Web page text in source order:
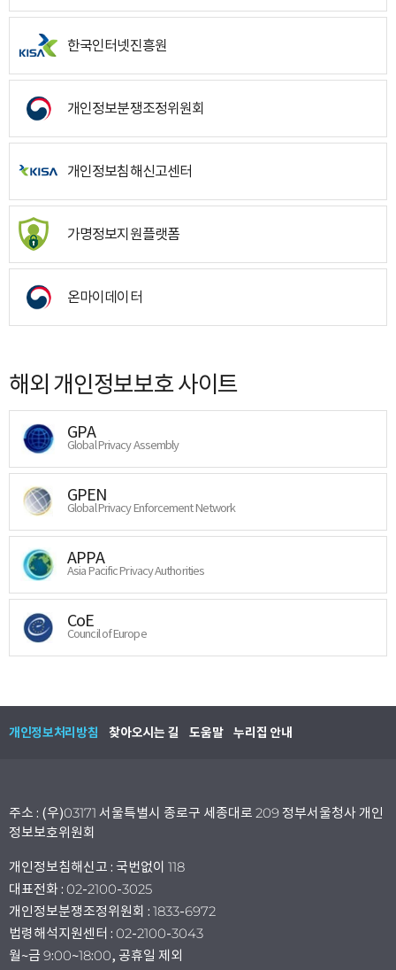
한국인터넷진흥원
개인정보분쟁조정위원회
개인정보침해신고센터
가명정보지원플랫폼
온마이데이터
해외 개인정보보호 사이트
GPA
Global Privacy Assembly
GPEN
Global Privacy Enforcement Network
APPA
Asia Pacific Privacy Authorities
CoE
Council of Europe
개인정보처리방침 찾아오시는 길 도움말 누리집 안내
주소 : (우)03171 서울특별시 종로구 세종대로 209 정부서울청사 개인
정보보호위원회
개인정보침해신고 : 국번없이 118
대표전화 : 02-2100-3025
개인정보분쟁조정위원회 : 1833-6972
법령해석지원센터 : 02-2100-3043
월~금 9:00~18:00, 공휴일 제외